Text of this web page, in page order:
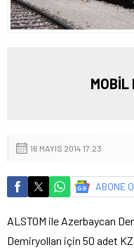
MOBİL
16 MAYIS 2014 17:23
ABONE
ALSTOM ile Azerbaycan
Demiryolları için 50 adet